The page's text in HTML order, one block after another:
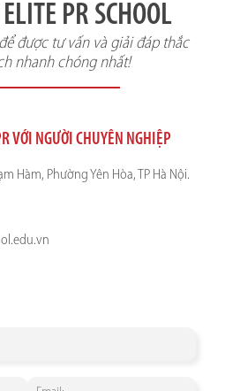
PR SCHOOL
được tư vấn và giải đáp thắc
nhanh chóng nhất!
VỚI NGƯỜI CHUYÊN NGHIỆP
Hàm, Phường Yên Hòa, TP Hà Nội.